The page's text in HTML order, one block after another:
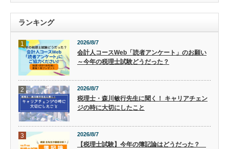
ランキング
1 2026/8/7
会計人コースWeb「読者アンケート」のお願い
～今年の税理士試験どうだった？
2 2026/8/7
税理士・森川敏行先生に聞く！ キャリアチェン
ジの時に大切にしたこと
3 2026/8/7
【税理士試験】今年の簿記論はどうだった？